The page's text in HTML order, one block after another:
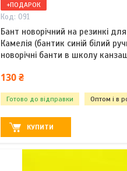
+ПОДАРОК
091
Бант новорічний на резинкі
Камелія (бантик синій білий
новорічні банти в школу
130 ₴
Готово до відправки Оптом і в
КУПИТИ